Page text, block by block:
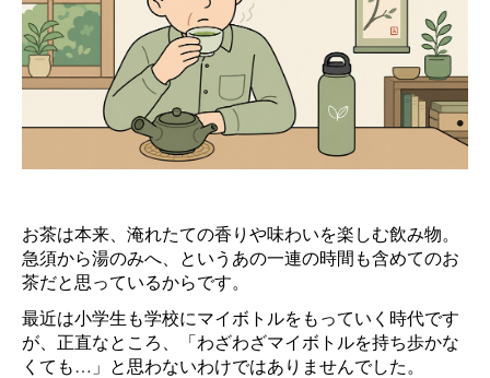
お茶は本来、淹れたての香りや味わいを楽しむ飲み物。
急須から湯のみへ、というあの一連の時間も含めてのお
茶だと思っているからです。
最近は小学生も学校にマイボトルをもっていく時代です
が、正直なところ、「わざわざマイボトルを持ち歩かな
くても…」と思わないわけではありませんでした。